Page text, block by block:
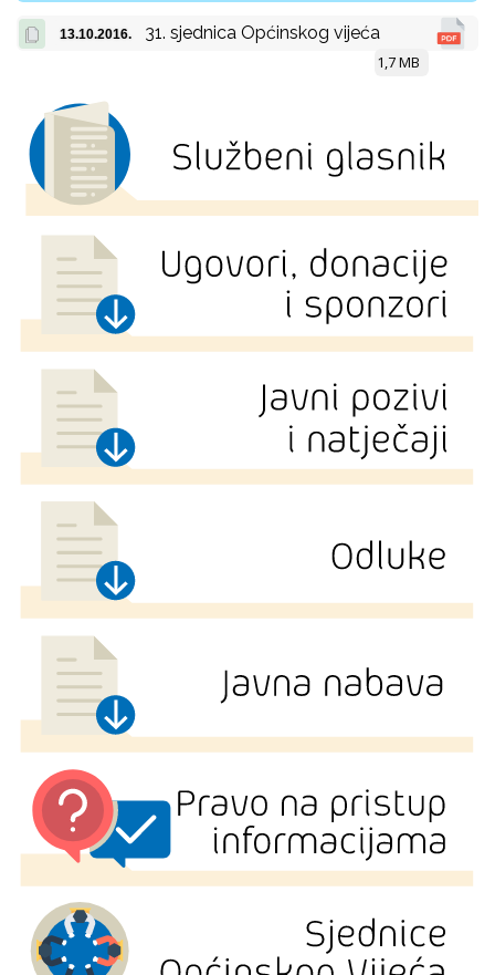
13.10.2016. 31. sjednica Općinskog vijeća
1,7 MB